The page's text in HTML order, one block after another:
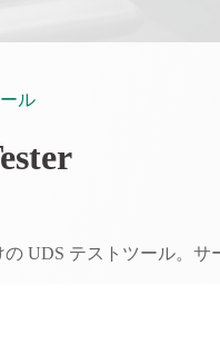
ル
UDS テストツール。サ